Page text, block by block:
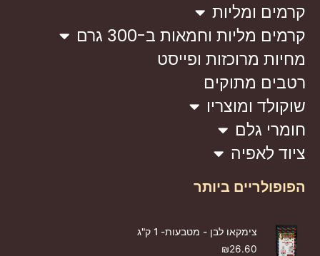
קרמים ומליות
קרמים מליות וחמאות ב-300 גרם
מחיות מרוכזות ופייסט
רטבים מתוקים
שוקולד ומוצריו
חומרי גלם
ציוד לאפיה
הפופולריים ביותר
צימקאו לבן - מטבעות- 1 ק"ג
₪26.60